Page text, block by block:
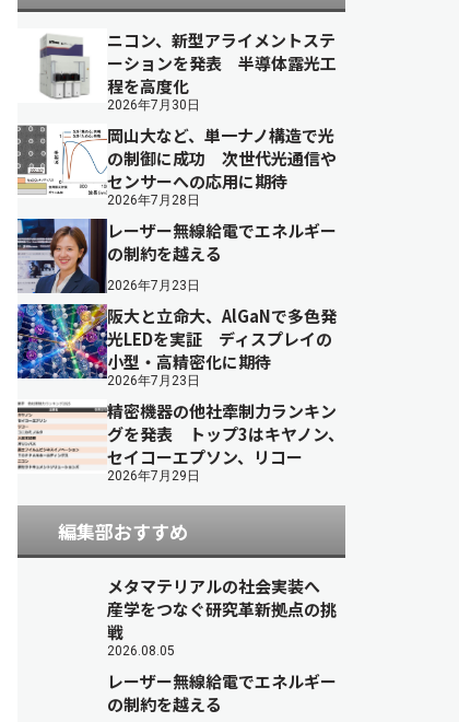
ニコン、新型アライメントステ
ーションを発表 半導体露光工
程を高度化
2026年7月30日
岡山大など、単一ナノ構造で光
の制御に成功 次世代光通信や
センサーへの応用に期待
2026年7月28日
レーザー無線給電でエネルギー
の制約を越える
2026年7月23日
阪大と立命大、AlGaNで多色発
光LEDを実証 ディスプレイの
小型・高精密化に期待
2026年7月23日
精密機器の他社牽制力ランキン
グを発表 トップ3はキヤノン、
セイコーエプソン、リコー
2026年7月29日
編集部おすすめ
メタマテリアルの社会実装へ
産学をつなぐ研究革新拠点の挑
戦
2026.08.05
レーザー無線給電でエネルギー
の制約を越える